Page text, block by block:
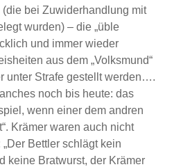
bei Zuwiderhandlung mit
wurden) – die „üble
und immer wieder
aus dem „Volksmund“
unter Strafe gestellt werden….
noch bis heute: das
wenn einer dem andren
Krämer waren auch nicht
Bettler schlägt kein
keine Bratwurst, der Krämer